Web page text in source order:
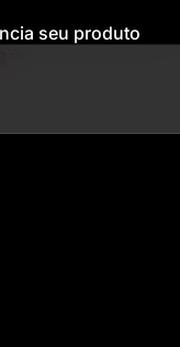
seu produto